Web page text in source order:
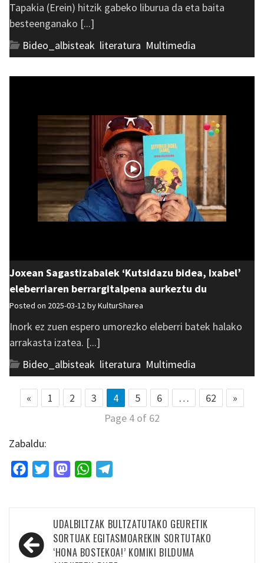
Tapakia (Erein) hitzik gabeko liburua da eta baita
besteenganako [...]
Bideo_albisteak literatura Multimedia
Joxean Sagastizabalek ‘Kutsidazu bidea, Ixabel’
eleberriaren berrargitalpena aurkeztu du
Posted on 2025-03-12 byKulturSharea
Inork ez zuen espero umorezko eleberri batek halako
arrakasta izatea. [...]
Bideo_albisteak literatura Multimedia
« 1 2 3 4 5 6 … 62
»
Page 4 of 62
Zabaldu:
FacebookTwitterMastodonWhatsApp
Bidalketetan
zehar
UDALBILTZAK BULTZATUTAKO GEURETIK
SORTUAK EGITASMOAREKIN SORTUTAKO
‘HONA BOSTEKOA!’ KOMIKI BILDUMA